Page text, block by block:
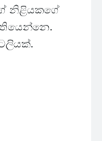
නිළියකගේ